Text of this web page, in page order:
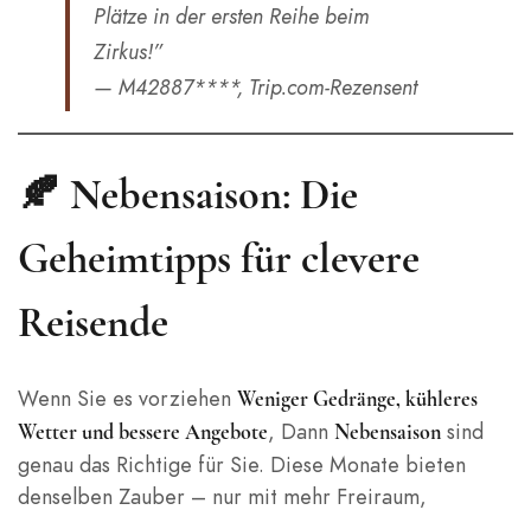
Plätze in der ersten Reihe beim
Zirkus!”
— M42887****, Trip.com-Rezensent
🍂 Nebensaison: Die
Geheimtipps für clevere
Reisende
Wenn Sie es vorziehen Weniger Gedränge, kühleres
Wetter und bessere Angebote, Dann Nebensaison sind
genau das Richtige für Sie. Diese Monate bieten
denselben Zauber – nur mit mehr Freiraum,